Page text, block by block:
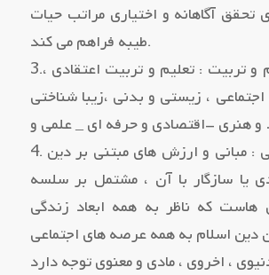
تحقق آگاهانه و اختیاري مراتب حیات
طیبه فراهم می کند.
3.ساحت هاي تعلیم و تربیت : تعلیم و تربیت اعتقادي ،
اجتماعی ، زیستی و بدنی ،زیبا شناختی
….
4. نظام معیار اسلامی : مبانی و ارزش هاي مبتنی بر دین
یا سازگار با آن ، مشتمل بر سلسه
هاست که ناظر به همه ابعاد زندگی
اسلام به همه عرصه هاي اجتماعی